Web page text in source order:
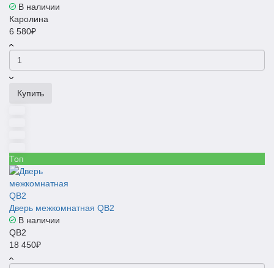
В наличии
Каролина
6 580₽
Купить
Топ
Дверь межкомнатная QB2
В наличии
QB2
18 450₽